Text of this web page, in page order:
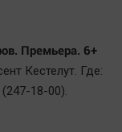
Премьера. 6+
Кестелут. Где:
18-00).